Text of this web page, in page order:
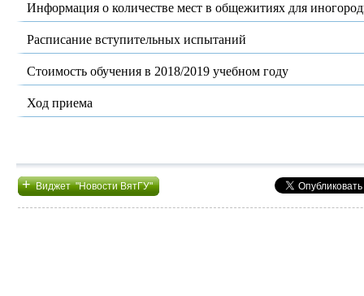
Информация о количестве мест в общежитиях для
Расписание вступительных испытаний
Стоимость обучения в 2018/2019 учебном году
Ход приема
+Виджет "Новости ВятГУ"